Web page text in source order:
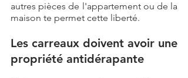
autres pièces de l'appartement ou de la
maison te permet cette liberté.
Les carreaux doivent avoir une
propriété antidérapante